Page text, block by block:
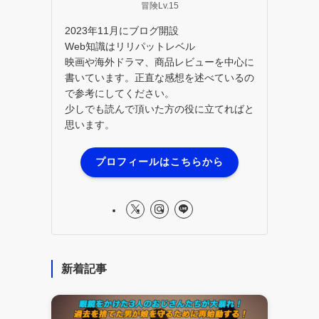
冒険Lv.15
2023年11月にブログ開設
Web知識はリリパットレベル
映画や海外ドラマ、商品レビューを中心に
書いています。正直な感想を述べているの
で参考にしてください。
少しでも読んで頂いた方の役に立てればと
思います。
プロフィールはこちらから
新着記事